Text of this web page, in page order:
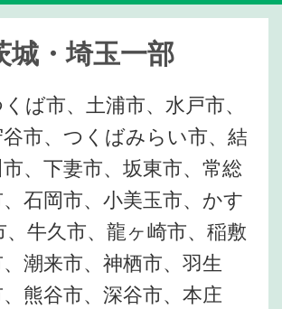
城・埼玉一部
ば市、土浦市、水戸市、
市、つくばみらい市、結
、下妻市、坂東市、常総
石岡市、小美玉市、かす
牛久市、龍ヶ崎市、稲敷
潮来市、神栖市、羽生
熊谷市、深谷市、本庄